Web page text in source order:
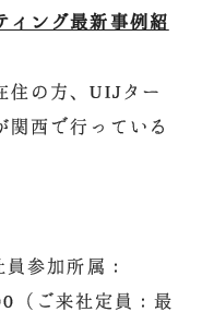
ング最新事例紹
住の方、UIJター
関西で行っている
参加所属：
ご来社定員：最